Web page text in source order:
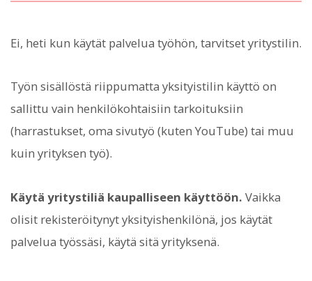
Ei, heti kun käytät palvelua työhön, tarvitset yritystilin.
Työn sisällöstä riippumatta yksityistilin käyttö on
sallittu vain henkilökohtaisiin tarkoituksiin
(harrastukset, oma sivutyö (kuten YouTube) tai muu
kuin yrityksen työ).
Käytä yritystiliä kaupalliseen käyttöön. Vaikka
olisit rekisteröitynyt yksityishenkilönä, jos käytät
palvelua työssäsi, käytä sitä yrityksenä.